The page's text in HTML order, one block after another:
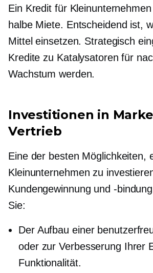
Ein Kredit für
halbe Miete. Entscheidend ist,
Mittel einsetzen. Strategisch
Kredite zu Katalysatoren für
Wachstum werden.
Investitionen in
Vertrieb
Eine der besten Möglichkeiten,
Kleinunternehmen zu
Kundengewinnung und -
Sie:
Der Aufbau einer
oder zur Verbesserung Ihrer
Funktionalität.